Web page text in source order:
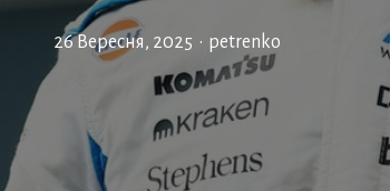
26 Вересня, 2025 • petrenko